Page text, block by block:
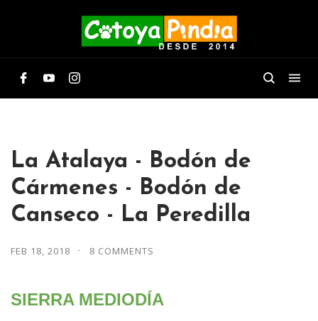
La Atalaya - Bodón de
Cármenes - Bodón de
Canseco - La Peredilla
FEB 18, 2018 8 COMMENTS
SIERRA MEDIODÍA